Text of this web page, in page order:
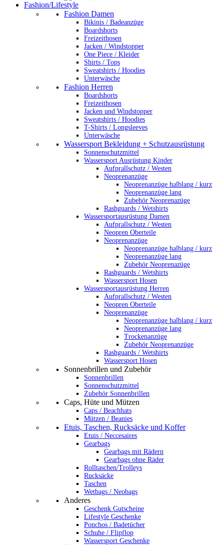
Fashion/Lifestyle
Fashion Damen
Bikinis / Badeanzüge
Boardshorts
Freizeithosen
Jacken / Windstopper
One Piece / Kleider
Shirts / Tops
Sweatshirts / Hoodies
Unterwäsche
Fashion Herren
Boardshorts
Freizeithosen
Jacken und Windstopper
Sweatshirts / Hoodies
T-Shirts / Longsleeves
Unterwäsche
Wassersport Bekleidung + Schutzausrüstung
Sonnenschutzmittel
Wassersport Ausrüstung Kinder
Aufprallschutz / Westen
Neoprenanzüge
Neoprenanzüge halblang / kurz
Neoprenanzüge lang
Zubehör Neoprenazüge
Rashguards / Wetshirts
Wassersportausrüstung Damen
Aufprallschutz / Westen
Neopren Oberteile
Neoprenanzüge
Neoprenanzüge halblang / kurz
Neoprenanzüge lang
Zubehör Neoprenazüge
Rashguards / Wetshirts
Wassersport Hosen
Wassersportausrüstung Herren
Aufprallschutz / Westen
Neopren Oberteile
Neoprenanzüge
Neoprenanzüge halblang / kurz
Neoprenanzüge lang
Trockenanzüge
Zubehör Neoprenanzüge
Rashguards / Wetshirts
Wassersport Hosen
Sonnenbrillen und Zubehör
Sonnenbrillen
Sonnenschutzmittel
Zubehör Sonnenbrillen
Caps, Hüte und Mützen
Caps / Beachhats
Mützen / Beanies
Etuis, Taschen, Rucksäcke und Koffer
Etuis / Neccesaires
Gearbags
Gearbags mit Rädern
Gearbags ohne Räder
Rolltaschen/Trolleys
Rucksäcke
Taschen
Wetbags / Neobags
Anderes
Geschenk Gutscheine
Lifestyle Geschenke
Ponchos / Badetücher
Schuhe / Flipflop
Wassersport Geschenke